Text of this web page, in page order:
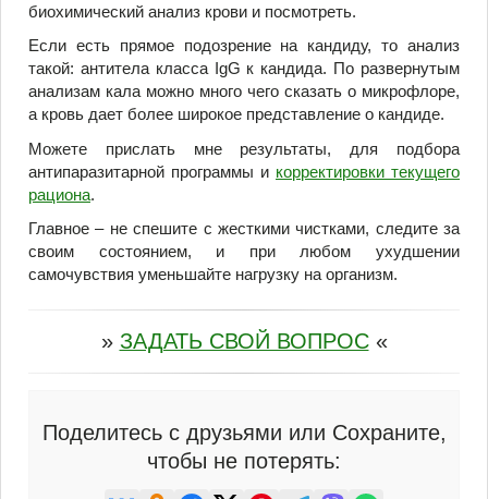
биохимический анализ крови и посмотреть.
Если есть прямое подозрение на кандиду, то анализ
такой: антитела класса IgG к кандида. По развернутым
анализам кала можно много чего сказать о микрофлоре,
а кровь дает более широкое представление о кандиде.
Можете прислать мне результаты, для подбора
антипаразитарной программы и корректировки текущего
рациона.
Главное – не спешите с жесткими чистками, следите за
своим состоянием, и при любом ухудшении
самочувствия уменьшайте нагрузку на организм.
» ЗАДАТЬ СВОЙ ВОПРОС«
Поделитесь с друзьями или Сохраните,
чтобы не потерять: